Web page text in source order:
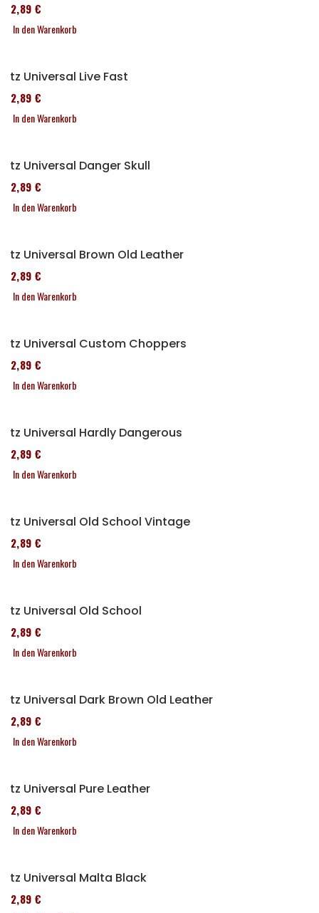
152,89 €
In den Warenkorb
Sitz Universal Live Fast
152,89 €
In den Warenkorb
Sitz Universal Danger Skull
152,89 €
In den Warenkorb
Sitz Universal Brown Old Leather
152,89 €
In den Warenkorb
Sitz Universal Custom Choppers
152,89 €
In den Warenkorb
Sitz Universal Hardly Dangerous
152,89 €
In den Warenkorb
Sitz Universal Old School Vintage
152,89 €
In den Warenkorb
Sitz Universal Old School
152,89 €
In den Warenkorb
Sitz Universal Dark Brown Old Leather
152,89 €
In den Warenkorb
Sitz Universal Pure Leather
152,89 €
In den Warenkorb
Sitz Universal Malta Black
152,89 €